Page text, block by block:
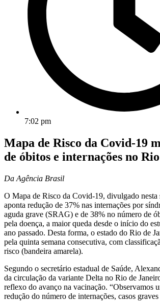
7:02 pm
Mapa de Risco da Covid-19
de óbitos e internações no Rio
Da Agência Brasil
O Mapa de Risco da Covid-19, divulgado nesta
aponta redução de 37% nas internações por
aguda grave (SRAG) e de 38% no número de
pela doença, a maior queda desde o início do
ano passado. Desta forma, o estado do Rio de
pela quinta semana consecutiva, com
risco (bandeira amarela).
Segundo o secretário estadual de Saúde,
da circulação da variante Delta no Rio de
reflexo do avanço na vacinação. “Observamos
redução do número de internações, casos